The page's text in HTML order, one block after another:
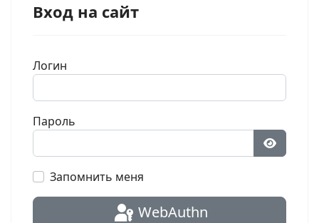
Вход на сайт
Логин
Пароль
Запомнить меня
WebAuthn